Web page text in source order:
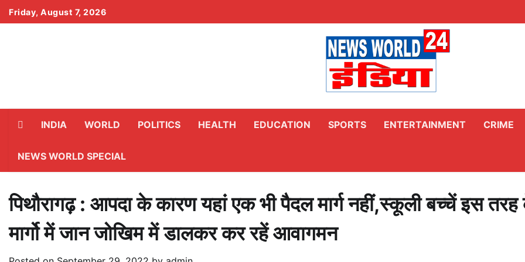
Skip
to
Friday, August 7, 2026
INDIA WORLD POLITICS HEALTH EDUCATION SPORTS ENTERTAINMENT CRIME
NEWS WORLD SPECIAL
पिथौरागढ़ : आपदा के कारण यहां एक भी पैदल मार्ग नहीं,स्कूली बच्चें इस
मार्गो में जान जोखिम में डालकर कर रहें आवागमन